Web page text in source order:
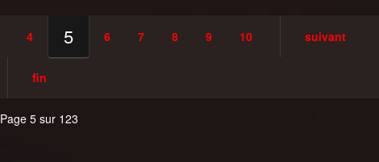
4 5 6 7 8 9 10 suivant
fin
Page 5 sur 123